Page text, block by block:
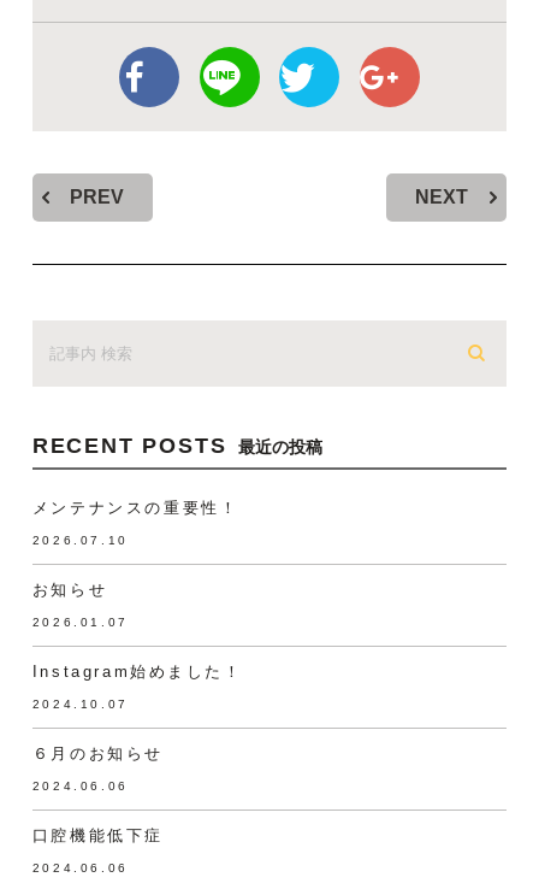
PREV NEXT
RECENT POSTS 最近の投稿
メンテナンスの重要性！
2026.07.10
お知らせ
2026.01.07
Instagram始めました！
2024.10.07
６月のお知らせ
2024.06.06
口腔機能低下症
2024.06.06